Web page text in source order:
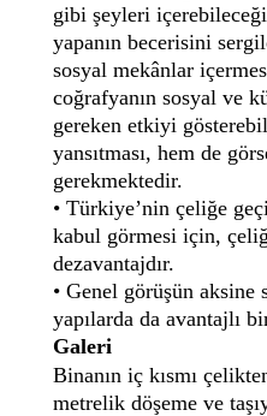
gibi şeyleri
yapanın becerisini
sosyal mekânlar
coğrafyanın sosyal ve
gereken etkiyi
yansıtması, hem de
gerekmektedir.
• Türkiye’nin çeliğe
kabul görmesi için,
dezavantajdır.
• Genel görüşün aksine
yapılarda da avantajlı
Galeri
Binanın iç kısmı
metrelik döşeme ve